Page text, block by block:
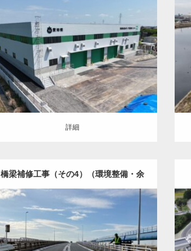
土木・建築（ALL） 建築
詳細
詳細
橋梁補修工事（その4）（環境整備・余
裕期間・週休2日・遠隔臨場）
土木・建築（ALL） 橋梁 舗装